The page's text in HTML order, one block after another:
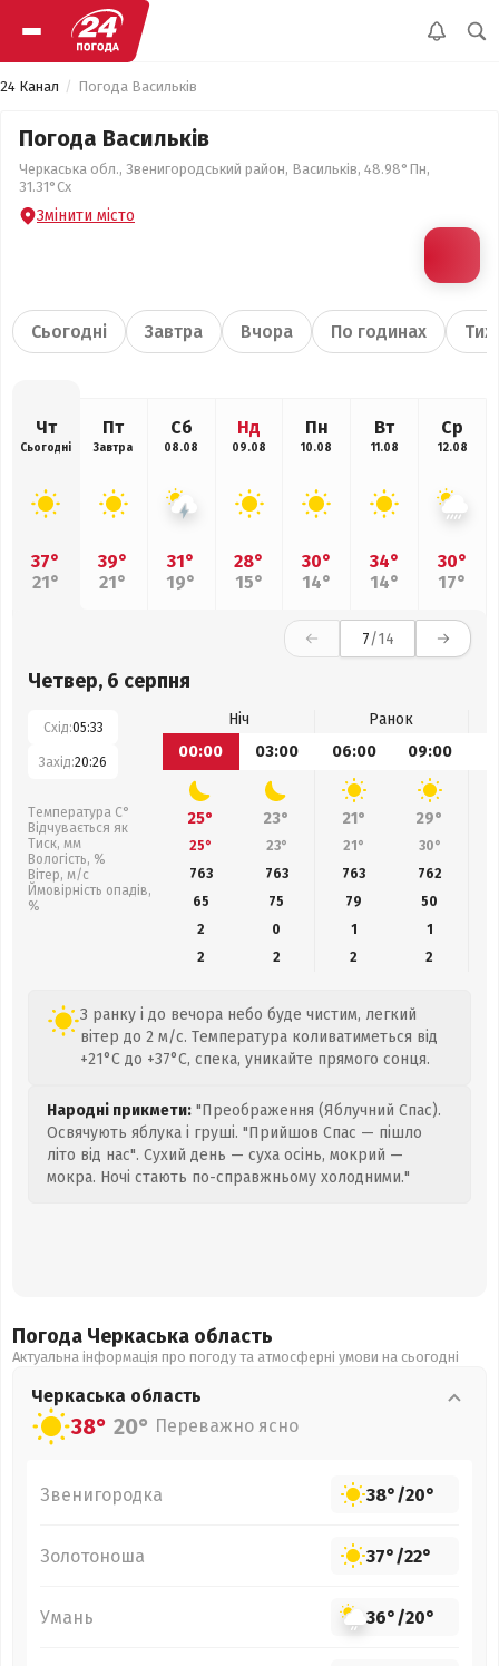
24 Канал Погода Васильків
Погода Васильків
Черкаська обл., Звенигородський район, Васильків, 48.98°Пн,
31.31°Сх
Змінити місто
Сьогодні Завтра Вчора По годинах
Чт
Сьогодні
37°
21°
Пт
Завтра
39°
21°
Сб
08.08
31°
19°
Нд
09.08
28°
15°
Пн
10.08
30°
14°
Вт
11.08
34°
14°
Ср
12.08
30°
17°
7/14
Четвер, 6 серпня
Схід:05:33
Захід:20:26
Температура С°
Відчувається як
Тиск, мм
Вологість, %
Вітер, м/с
Ймовірність опадів,
%
Ніч
Ранок
00:00
03:00 06:00 09:00
25° 23° 21° 29°
25° 23° 21° 30°
763
763 763 762
65
75 79 50
2
0 1
1
2
2 2 2
З ранку і до вечора небо буде чистим, легкий
вітер до 2 м/с. Температура коливатиметься від
+21°C до +37°C, спека, уникайте прямого сонця.
Народні прикмети: "Преображення (Яблучний Спас).
Освячують яблука і груші. "Прийшов Спас — пішло
літо від нас". Сухий день — суха осінь, мокрий —
мокра. Ночі стають по-справжньому холодними."
Погода Черкаська область
Актуальна інформація про погоду та атмосферні умови на сьогодні
Черкаська область
38° 20° Переважно ясно
Звенигородка 38°/20°
Золотоноша 37°/22°
Умань 36°/20°